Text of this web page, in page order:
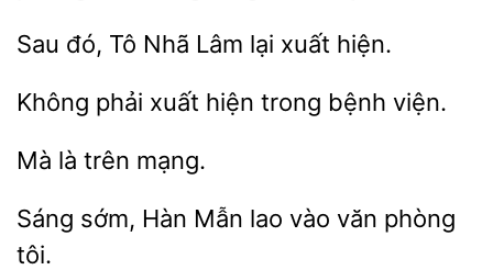
Sau Tô Nhã xuất hiện.
Không phải xuất trong
mạng.
Hàn Mẫn lao vào văn
tôi.